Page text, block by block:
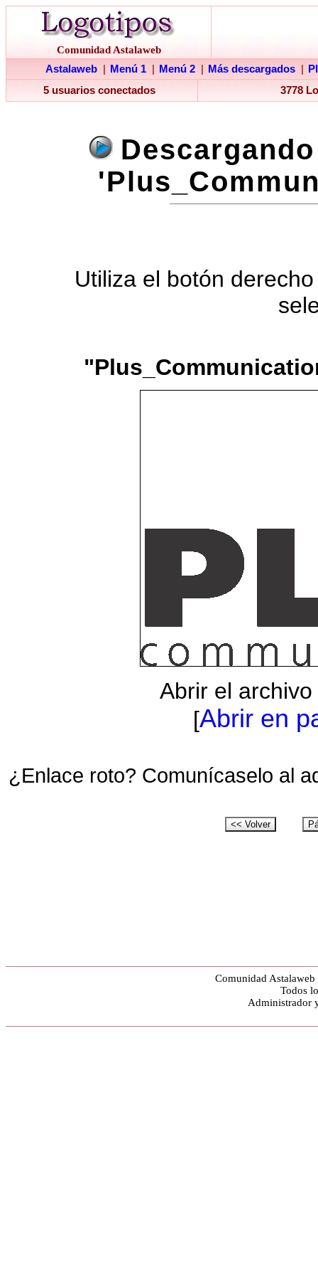
Comunidad Astalaweb
Astalaweb
Menú 1 Menú 2 Más descargados
5 usuarios conectados
3778
Utiliza el botón
Abrir el
[Abrir en
¿Enlace roto? Comunícaselo al
Comunidad
Todos
Administrador